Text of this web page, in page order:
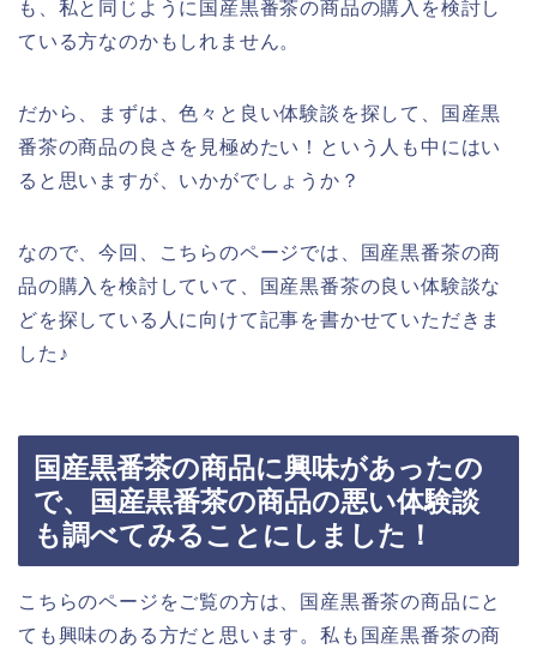
も、私と同じように国産黒番茶の商品の購入を検討し
ている方なのかもしれません。
だから、まずは、色々と良い体験談を探して、国産黒
番茶の商品の良さを見極めたい！という人も中にはい
ると思いますが、いかがでしょうか？
なので、今回、こちらのページでは、国産黒番茶の商
品の購入を検討していて、国産黒番茶の良い体験談な
どを探している人に向けて記事を書かせていただきま
した♪
国産黒番茶の商品に興味があったの
で、国産黒番茶の商品の悪い体験談
も調べてみることにしました！
こちらのページをご覧の方は、国産黒番茶の商品にと
ても興味のある方だと思います。私も国産黒番茶の商